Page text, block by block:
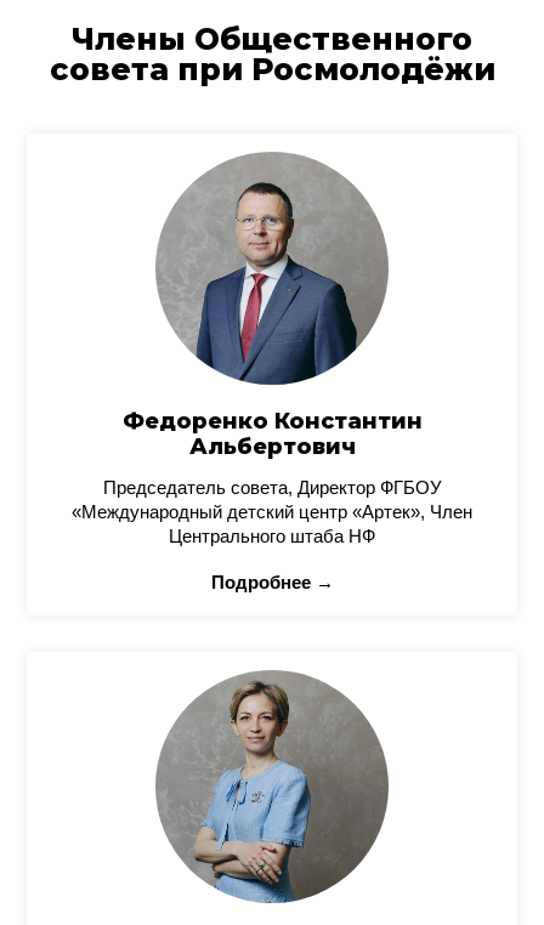
Члены Общественного
совета при Росмолодёжи
Федоренко Константин
Альбертович
Председатель совета, Директор ФГБОУ
«Международный детский центр «Артек», Член
Центрального штаба НФ
Подробнее →